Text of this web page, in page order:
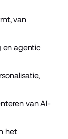
van
en agentic
van AI-
het